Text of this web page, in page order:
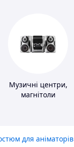
Музичні центри,
магнітоли
для аніматорів